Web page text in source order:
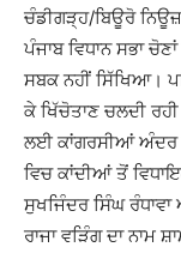
ਚੰਡੀਗੜ੍ਹ/ਬਿਊਰੋ ਨਿਊਜ਼
ਪੰਜਾਬ ਵਿਧਾਨ ਸਭਾ
ਸਬਕ ਨਹੀਂ ਸਿੱਖਿਆ।
ਕੇ ਖਿੱਚੋਤਾਣ ਚਲਦੀ
ਲਈ ਕਾਂਗਰਸੀਆਂ
ਵਿਚ ਕਾਂਦੀਆਂ ਤੋਂ
ਸੁਖਜਿੰਦਰ ਸਿੰਘ
ਰਾਜਾ ਵੜਿੰਗ ਦਾ ਨਾਮ